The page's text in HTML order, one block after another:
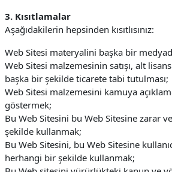
3. Kısıtlamalar
Aşağıdakilerin hepsinden kısıtlısınız:
Web Sitesi materyalini başka bir
Web Sitesi malzemesinin satışı, alt
başka bir şekilde ticarete tabi tutulması;
Web Sitesi malzemesini kamuya
göstermek;
Bu Web Sitesini bu Web Sitesine zarar
şekilde kullanmak;
Bu Web Sitesini, bu Web Sitesine
herhangi bir şekilde kullanmak;